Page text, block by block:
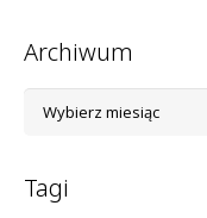
Archiwum
Tagi